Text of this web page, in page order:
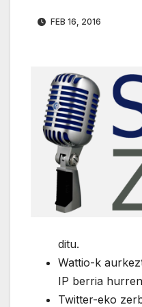
FEB 16, 2016
ditu.
Wattio-k
IP berria
Twitter-eko